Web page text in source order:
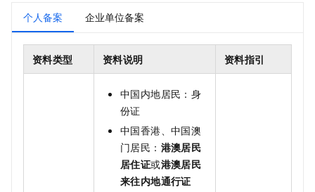
个人备案 企业单位备案
资料类型 资料说明 资料指引
中国内地居民：身
份证
中国香港、中国澳
门居民： 港澳居民
居住证或港澳居民
来往内地通行证